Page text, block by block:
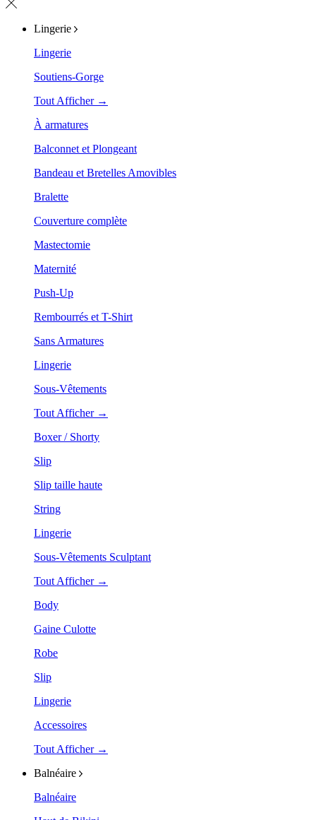
Lingerie
Lingerie
Soutiens-Gorge
Tout Afficher →
À armatures
Balconnet et Plongeant
Bandeau et Bretelles Amovibles
Bralette
Couverture complète
Mastectomie
Maternité
Push-Up
Rembourrés et T-Shirt
Sans Armatures
Lingerie
Sous-Vêtements
Tout Afficher →
Boxer / Shorty
Slip
Slip taille haute
String
Lingerie
Sous-Vêtements Sculptant
Tout Afficher →
Body
Gaine Culotte
Robe
Slip
Lingerie
Accessoires
Tout Afficher →
Balnéaire
Balnéaire